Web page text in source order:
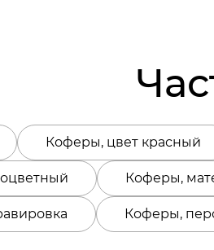
Коферы, цвет красный
Коферы,
Коферы,